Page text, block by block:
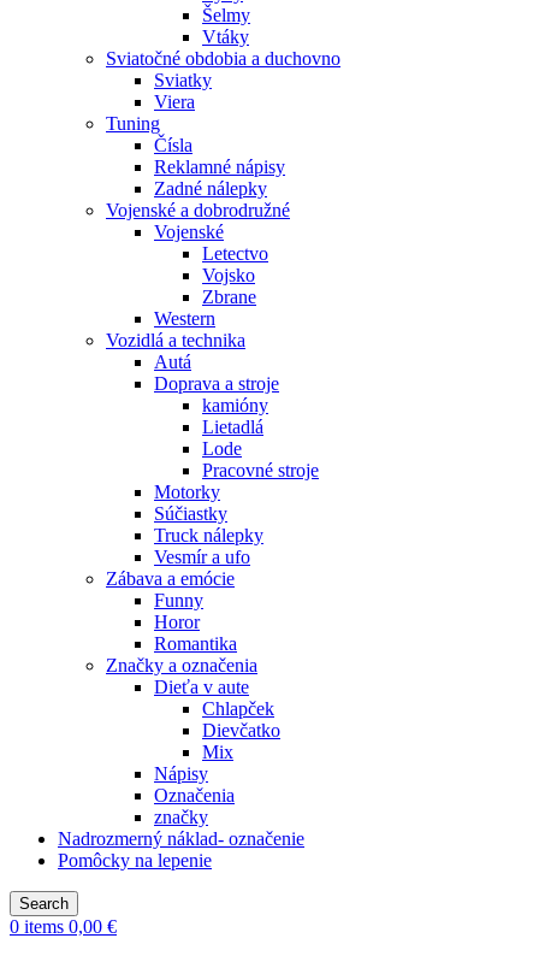
Šelmy
Vtáky
Sviatočné obdobia a duchovno
Sviatky
Viera
Tuning
Čísla
Reklamné nápisy
Zadné nálepky
Vojenské a dobrodružné
Vojenské
Letectvo
Vojsko
Zbrane
Western
Vozidlá a technika
Autá
Doprava a stroje
kamióny
Lietadlá
Lode
Pracovné stroje
Motorky
Súčiastky
Truck nálepky
Vesmír a ufo
Zábava a emócie
Funny
Horor
Romantika
Značky a označenia
Dieťa v aute
Chlapček
Dievčatko
Mix
Nápisy
Označenia
značky
Nadrozmerný náklad- označenie
Pomôcky na lepenie
Search
0 items 0,00 €